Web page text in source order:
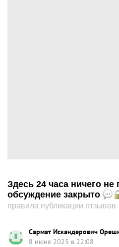
Здесь 24 часа ничего
обсуждение закрыто
правила публикации отзывов
Сармат Искандерович
8 июня 2025 в 22:08